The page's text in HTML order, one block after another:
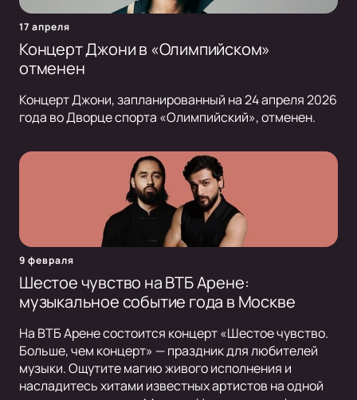
17 апреля
Концерт Джони в «Олимпийском»
отменен
Концерт Джони, запланированный на 24 апреля 2026
года во Дворце спорта «Олимпийский», отменен.
9 февраля
Шестое чувство на ВТБ Арене:
музыкальное событие года в Москве
На ВТБ Арене состоится концерт «Шестое чувство.
Больше, чем концерт» — праздник для любителей
музыки. Ощутите магию живого исполнения и
насладитесь хитами известных артистов на одной